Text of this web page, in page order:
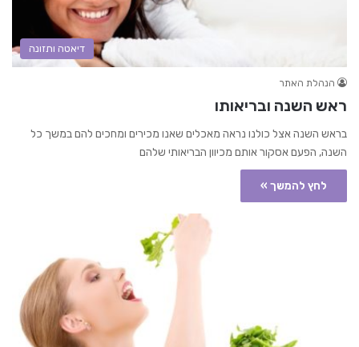
דיאטה ותזונה
הנהלת האתר
ראש השנה ובריאותו
בראש השנה אצל כולנו נראה מאכלים שאנו מכירים ומחכים להם במשך כל
השנה, הפעם אסקור אותם מכיוון הבריאותי שלהם
לחץ להמשך »